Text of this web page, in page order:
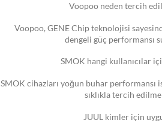
Voopoo neden tercih
Voopoo, GENE Chip teknolojisi
dengeli güç performansı
SMOK hangi kullanıcılar
SMOK cihazları yoğun buhar performansı
sıklıkla tercih
JUUL kimler için